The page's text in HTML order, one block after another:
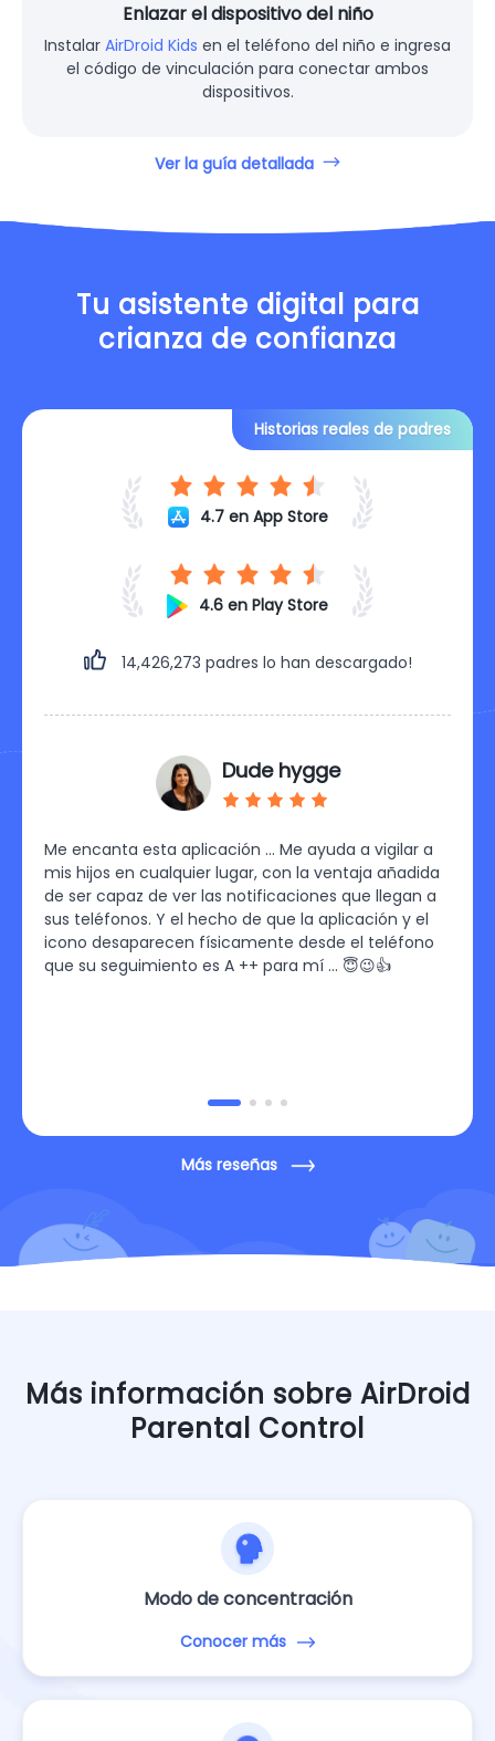
Enlazar el dispositivo del niño
Instalar AirDroid Kids en el teléfono del niño e ingresa
el código de vinculación para conectar ambos
dispositivos.
Ver la guía detallada
Tu asistente digital para
crianza de confianza
4.7 en App Store
4.6 en Play Store
14,426,279 padres lo han descargado!
Dude hygge
Me encanta esta aplicación ... Me ayuda a vigilar a
mis hijos en cualquier lugar, con la ventaja añadida
de ser capaz de ver las notificaciones que llegan a
sus teléfonos. Y el hecho de que la aplicación y el
icono desaparecen físicamente desde el teléfono
que su seguimiento es A ++ para mí ... 😇😉👍
Historias reales de padres
Más reseñas
Más información sobre AirDroid
Parental Control
Modo de concentración
Conocer más